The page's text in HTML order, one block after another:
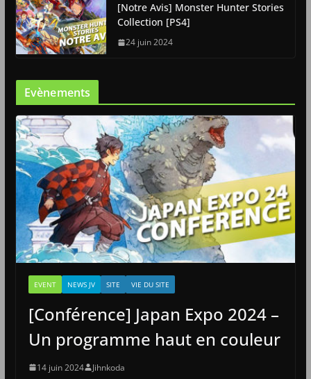
[Notre Avis] Monster Hunter Stories
Collection [PS4]
24 juin 2024
Evènements
EVENT NEWS JV SITE VIE DU SITE
[Conférence] Japan Expo 2024 –
Un programme haut en couleur
14 juin 2024 Jihnkoda